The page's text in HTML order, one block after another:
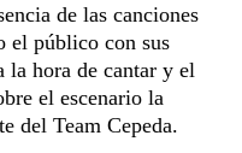
de las canciones
el público con sus
la hora de cantar y el
el escenario la
del Team Cepeda.